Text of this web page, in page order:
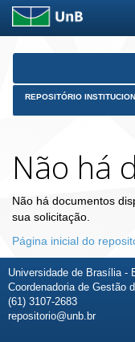
Skip
REPOSITÓRIO
Não há
Não há documentos
sua solicitação.
Página inicial do
Universidade de Brasília -
Coordenadoria de Gestão
(61) 3107-2683
repositorio@unb.br